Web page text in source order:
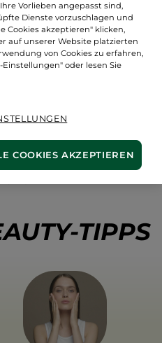
!
angezeigt werden.
möchten
TIPPS
Vorlieben angepasst sind,
Dienste vorzuschlagen und
Cookies akzeptieren" klicken,
auf unserer Website platzierten
von Cookies zu erfahren,
oder lesen Sie
COOKIES AKZEPTIEREN